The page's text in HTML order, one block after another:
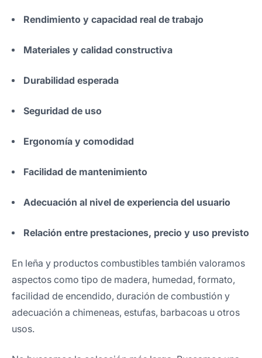
Rendimiento y capacidad real de trabajo
Materiales y calidad constructiva
Durabilidad esperada
Seguridad de uso
Ergonomía y comodidad
Facilidad de mantenimiento
Adecuación al nivel de experiencia del usuario
Relación entre prestaciones, precio y uso previsto
En leña y productos combustibles también valoramos
aspectos como tipo de madera, humedad, formato,
facilidad de encendido, duración de combustión y
adecuación a chimeneas, estufas, barbacoas u otros
usos.